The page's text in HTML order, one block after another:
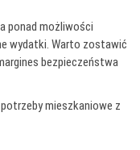
ponad możliwości
wydatki. Warto zostawić
bezpieczeństwa
mieszkaniowe z